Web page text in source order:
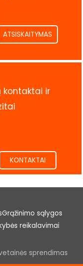
ATSISKAITYMAS
kontaktai ir
KONTAKTAI
Grąžinimo sąlygos
reikalavimai
sprendimas